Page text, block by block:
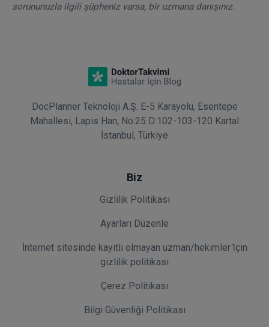
sorununuzla ilgili şüpheniz varsa, bir uzmana danışınız.
DocPlanner Teknoloji A.Ş. E-5 Karayolu, Esentepe
Mahallesi, Lapis Han, No:25 D:102-103-120 Kartal
İstanbul, Türkiye
Biz
Gizlilik Politikası
Ayarları Düzenle
İnternet sitesinde kayıtlı olmayan uzman/hekimler i̇çin
gizlilik politikası
Çerez Politikası
Bilgi Güvenliği Politikası